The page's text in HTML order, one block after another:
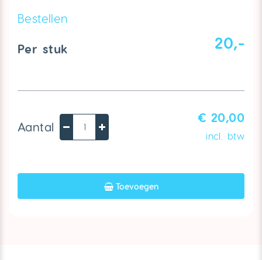
Bestellen
Per stuk 20,-
Aantal
€ 20,00
incl. btw
Toevoegen